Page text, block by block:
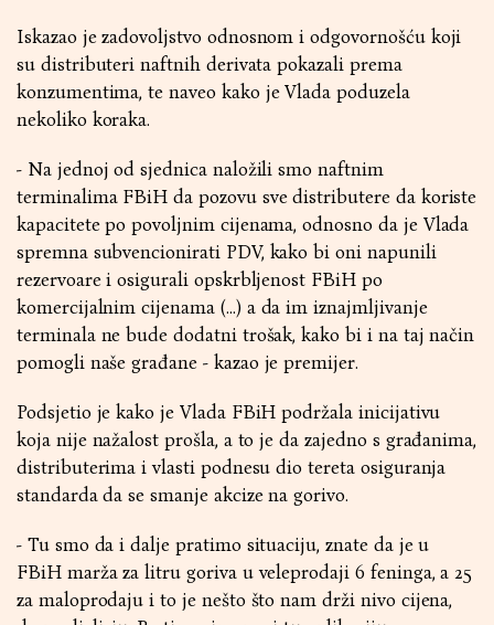
Iskazao je zadovoljstvo odnosnom i odgovornošću koji
su distributeri naftnih derivata pokazali prema
konzumentima, te naveo kako je Vlada poduzela
nekoliko koraka.
- Na jednoj od sjednica naložili smo naftnim
terminalima FBiH da pozovu sve distributere da koriste
kapacitete po povoljnim cijenama, odnosno da je Vlada
spremna subvencionirati PDV, kako bi oni napunili
rezervoare i osigurali opskrbljenost FBiH po
komercijalnim cijenama (…) a da im iznajmljivanje
terminala ne bude dodatni trošak, kako bi i na taj način
pomogli naše građane - kazao je premijer.
Podsjetio je kako je Vlada FBiH podržala inicijativu
koja nije nažalost prošla, a to je da zajedno s građanima,
distributerima i vlasti podnesu dio tereta osiguranja
standarda da se smanje akcize na gorivo.
- Tu smo da i dalje pratimo situaciju, znate da je u
FBiH marža za litru goriva u veleprodaji 6 feninga, a 25
za maloprodaju i to je nešto što nam drži nivo cijena,